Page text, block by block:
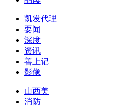
凯发代理
要闻
深度
资讯
善上记
影像
山西美
消防